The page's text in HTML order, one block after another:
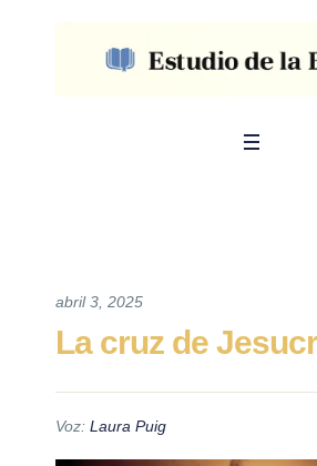
abril 3, 2025
La cruz de
Voz: Laura Puig